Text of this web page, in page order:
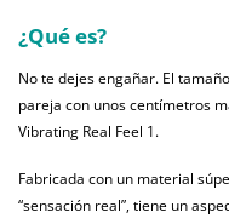
¿Qué es?
No te dejes engañar. El
pareja con unos centímetros
Vibrating Real Feel 1.
Fabricada con un material
“sensación real”, tiene un